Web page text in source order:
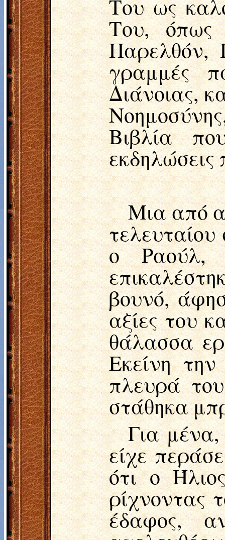
Του ως
Του, όπως
Παρελθόν,
γραμμές
Διάνοιας,
Βιβλία
Μια από
ο Ραούλ,
βουνό,
αξίες του
θάλασσα
Εκείνη
πλευρά
στάθηκα
Για
είχε
ότι ο
ρίχνοντας
έδαφος,